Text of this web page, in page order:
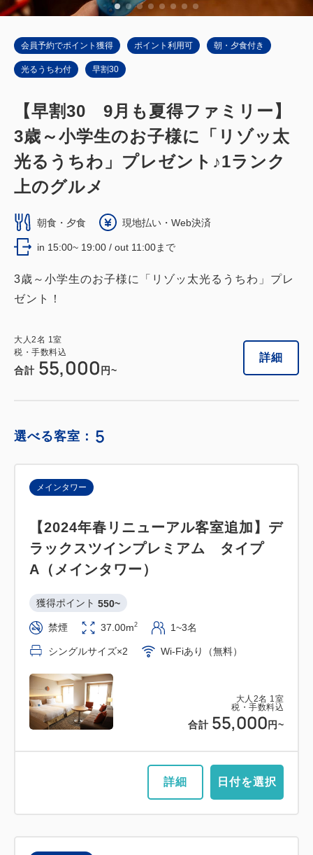
メインタワー和室
ジャパニーズデラックス（メインタワ
ー）
禁煙 57平米（10畳＋6畳＋広縁）
1~8名 布団×8 Wi-Fiあり（無料）
会員予約でポイント獲得 ポイント利用可 朝・夕食付き
光るうちわ付 早割30
【早割30 9月も夏得ファミリー】
3歳～小学生のお子様に「リゾッ太
光るうちわ」プレゼント♪1ランク
上のグルメ
朝食・夕食 現地払い・Web決済
in 15:00~ 19:00 / out 11:00まで
3歳～小学生のお子様に「リゾッ太光るうちわ」プレ
ゼント！
大人2名 1室
税・手数料込
合計 55,000 円~
詳細
選べる客室： 5
大人 2名 1室
税・手数料込
合計 55,000 円~
メインタワー
【2024年春リニューアル客室追加】デ
ラックスツインプレミアム タイプ
A（メインタワー）
獲得ポイント 550~
禁煙 37.00m2 1~3名
シングルサイズ×2 Wi-Fiあり（無料）
詳細 日付を選択